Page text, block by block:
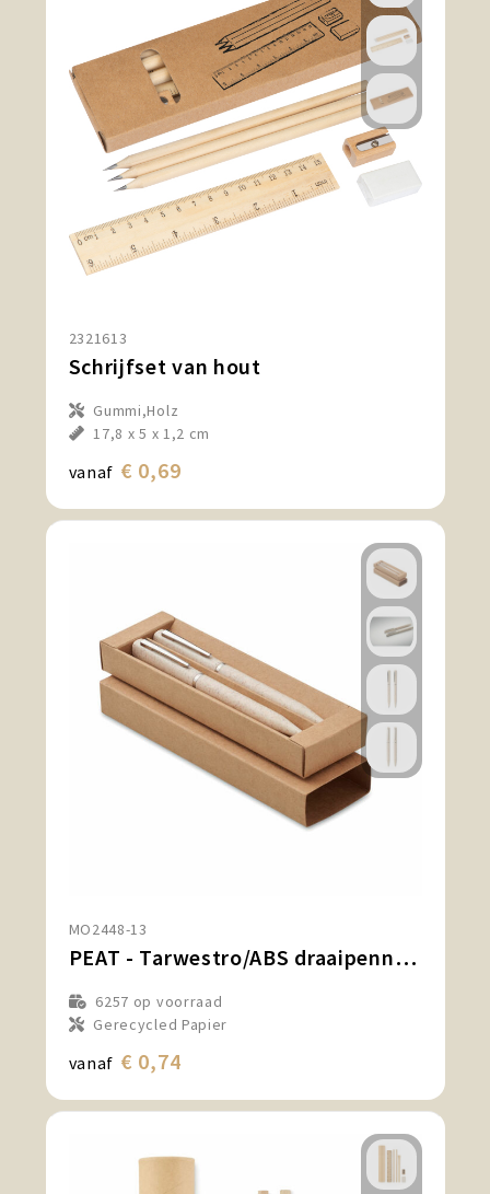
2321613
Schrijfset van hout
Gummi,Holz
17,8 x 5 x 1,2 cm
vanaf € 0,69
MO2448-13
PEAT - Tarwestro/ABS draaipennen set
6257 op voorraad
Gerecycled Papier
vanaf € 0,74